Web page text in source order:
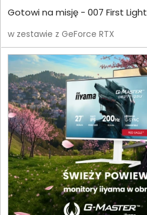
Gotowi na misję - 007 First Light
w zestawie z GeForce RTX